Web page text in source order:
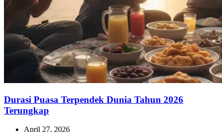
Durasi Puasa Terpendek Dunia Tahun 2026
Terungkap
April 27, 2026